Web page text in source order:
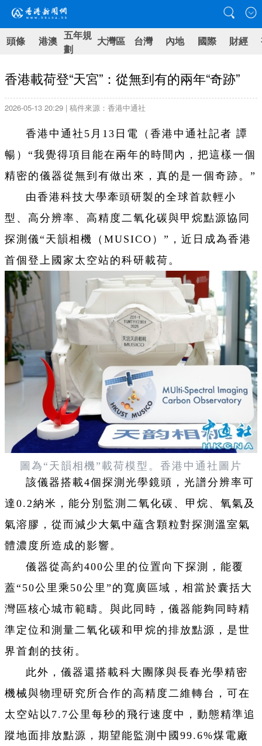
頭條 港澳 五年規
劃
大灣區 台灣 內地 國際 財經
香港載荷登“天宮”：從無到有的兩年“奇跡”
2026-05-13 20:29 | 稿件來源：香港中通社
香港中通社5月13日電（香港中通社記者 譚
暢）“我覺得項目能在兩年的時間內，把這樣一個
精密的儀器從無到有做出來，真的是一個奇跡。”
由香港科技大學牽頭研製的全球首款輕小
型、高分辨率、高精度二氧化碳與甲烷點源協同
探測儀“天韻相機（MUSICO）”，近日成為香港
首個登上國家太空站的科研載荷。
圖為“天韻相機”載荷模型。香港中通社圖片
該儀器搭載4個探測光學鏡頭，光譜分辨率可
達0.2納米，能分別監測二氧化碳、甲烷、氧氣及
氣溶膠，從而減少大氣中蘊含顆粒對探測溫室氣
體濃度所造成的影響。
儀器從高約400公里的位置向下探測，能覆
蓋“50公里乘50公里”的寬廣區域，相當於囊括大
灣區核心城市範疇。與此同時，儀器能夠同時精
準定位和測量二氧化碳和甲烷的排放點源，是世
界首創的技術。
此外，儀器還搭載科大團隊與長春光學精密
機械與物理研究所合作的高精度二維轉台，可在
太空站以7.7公里每秒的飛行速度中，動態精準追
蹤地面排放點源，期望能監測中國99.6%煤電廠